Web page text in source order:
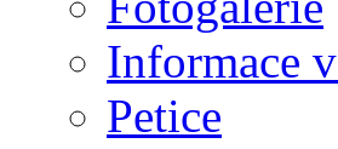
Informace
Petice